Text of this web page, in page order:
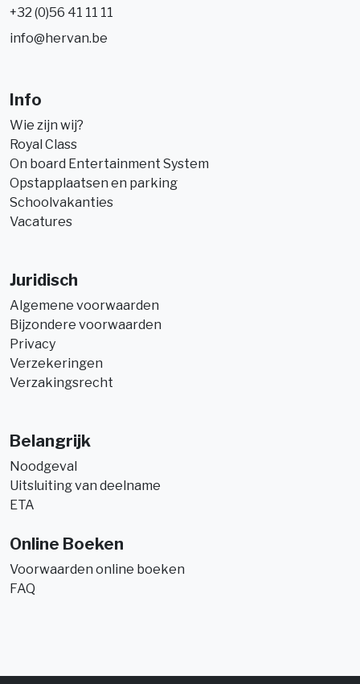
+32 (0)56 41 11 11
info@hervan.be
Info
Wie zijn wij?
Royal Class
On board Entertainment System
Opstapplaatsen en parking
Schoolvakanties
Vacatures
Juridisch
Algemene voorwaarden
Bijzondere voorwaarden
Privacy
Verzekeringen
Verzakingsrecht
Belangrijk
Noodgeval
Uitsluiting van deelname
ETA
Online Boeken
Voorwaarden online boeken
FAQ